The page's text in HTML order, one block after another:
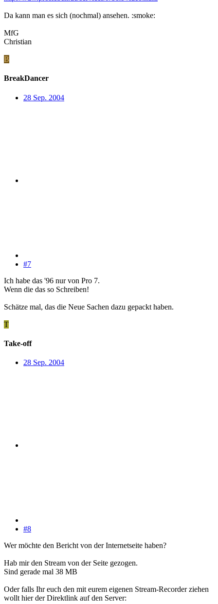
Da kann man es sich (nochmal) ansehen. :smoke:
MfG
Christian
B
BreakDancer
28 Sep. 2004
#7
Ich habe das '96 nur von Pro 7.
Wenn die das so Schreiben!
Schätze mal, das die Neue Sachen dazu gepackt haben.
T
Take-off
28 Sep. 2004
#8
Wer möchte den Bericht von der Internetseite haben?
Hab mir den Stream von der Seite gezogen.
Sind gerade mal 38 MB
Oder falls Ihr euch den mit eurem eigenen Stream-Recorder ziehen
wollt hier der Direktlink auf den Server: